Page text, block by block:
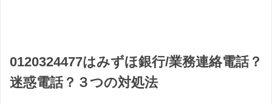
0120324477はみずほ銀行/業務連絡電話？
迷惑電話？３つの対処法